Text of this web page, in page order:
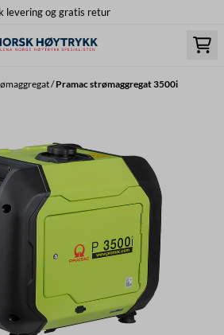
levering og gratis retur
/Pramac strømaggregat 3500i